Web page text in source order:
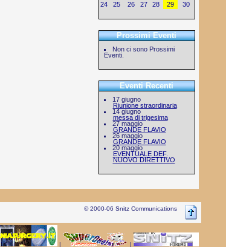
24
25 26 27 28 29 30
Prossimi Eventi
Non ci sono Prossimi
Eventi.
Eventi Recenti
17 giugno
Riunione straordinaria
14 giugno
messa di trigesima
27 maggio
GRANDE FLAVIO
26 maggio
GRANDE FLAVIO
20 maggio
EVENTUALE DEF.
NUOVO DIRETTIVO
© 2000-06 Snitz Communications
| |